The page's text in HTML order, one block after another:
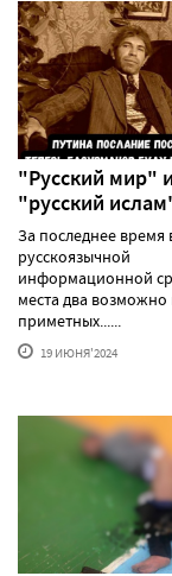
"Русский мир" и
"русский
За последнее время
русскоязычной
информационной
места два возможно
приметных......
19 ИЮНЯ'2024